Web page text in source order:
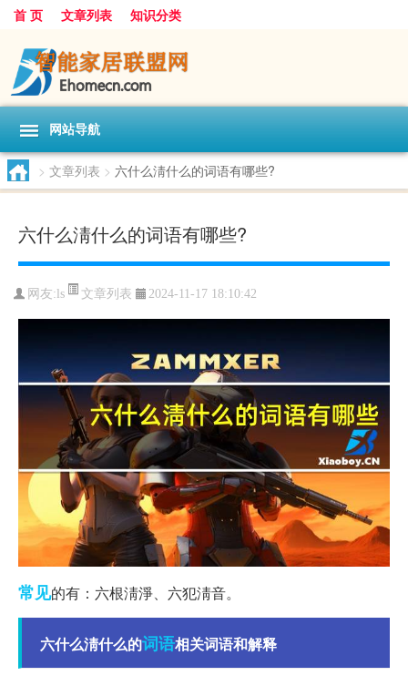
首 页 文章列表 知识分类
网站导航
> 文章列表 > 六什么淸什么的词语有哪些?
六什么淸什么的词语有哪些?
网友: ls 文章列表 2024-11-17 18:10:42
常见的有：六根淸淨、六犯淸音。
六什么淸什么的词语相关词语和解释